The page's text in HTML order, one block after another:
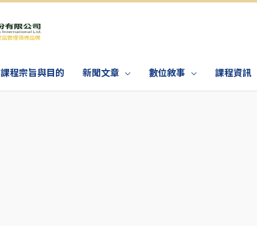
課程宗旨與目的 新聞文章 數位敘事 課程資訊